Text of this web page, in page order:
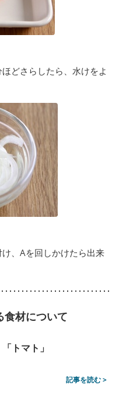
どさらしたら、水けをよ
、Aを回しかけたら出来
食材について
トマト」
記事を読む >